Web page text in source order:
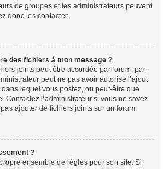
de groupes et les administrateurs peuvent
donc les contacter.
des fichiers à mon message ?
joints peut être accordée par forum, par
peut ne pas avoir autorisé l’ajout
lequel vous postez, ou peut-être que
Contactez l’administrateur si vous ne savez
ajouter de fichiers joints sur un forum.
?
ensemble de règles pour son site. Si